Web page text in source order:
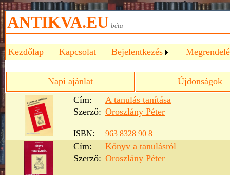
ANTIKVA.EU béta
Kezdőlap Kapcsolat Bejelentkezés
Napi ajánlat
Újdonságok
Cím:
A tanulás tanítása
Szerző: Oroszlány Péter
ISBN: 963 8328 90 8
Cím:
Könyv a tanulásról
Szerző: Oroszlány Péter